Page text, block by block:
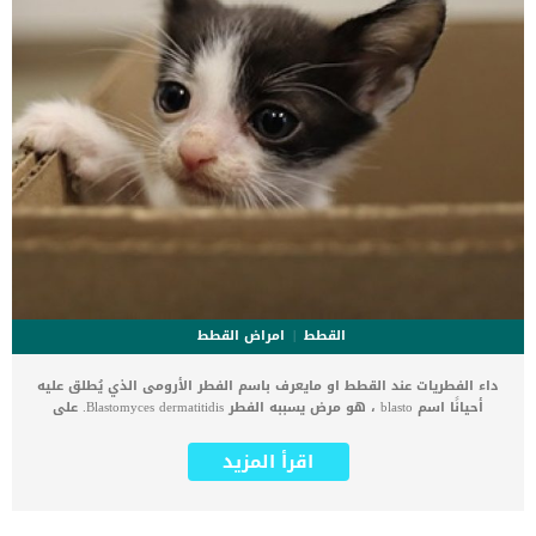
القطط
امراض القطط
داء الفطريات عند القطط او مايعرف باسم الفطر الأرومى الذي يُطلق عليه
أحيانًا اسم blasto ، هو مرض يسببه الفطر Blastomyces dermatitidis. على
الكلاب. يؤثر داء الفطريات عند القطط بشكل أساسي على الرئة ، ولكن
يمكن أن يتطور أيضًا إلى الدماغ والحبل الشوكي أو العقد الليمفاوية أو
اقرأ المزيد